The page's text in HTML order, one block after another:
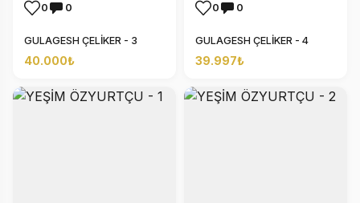
0 0
GULAGESH ÇELİKER - 3
40.000₺
0 0
GULAGESH ÇELİKER - 4
39.997₺